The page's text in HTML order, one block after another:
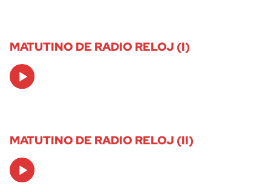
MATUTINO DE RADIO RELOJ (I)
Audio
Player
MATUTINO DE RADIO RELOJ (II)
Audio
Player